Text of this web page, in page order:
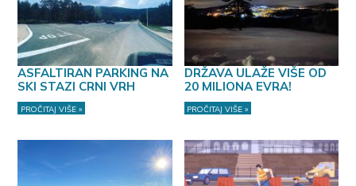
ASFALTIRAN PARKING NA
SKI STAZI CRNI VRH
PROČITAJ VIŠE »
DRŽAVA ULAŽE VIŠE OD
20 MILIONA EVRA!
PROČITAJ VIŠE »